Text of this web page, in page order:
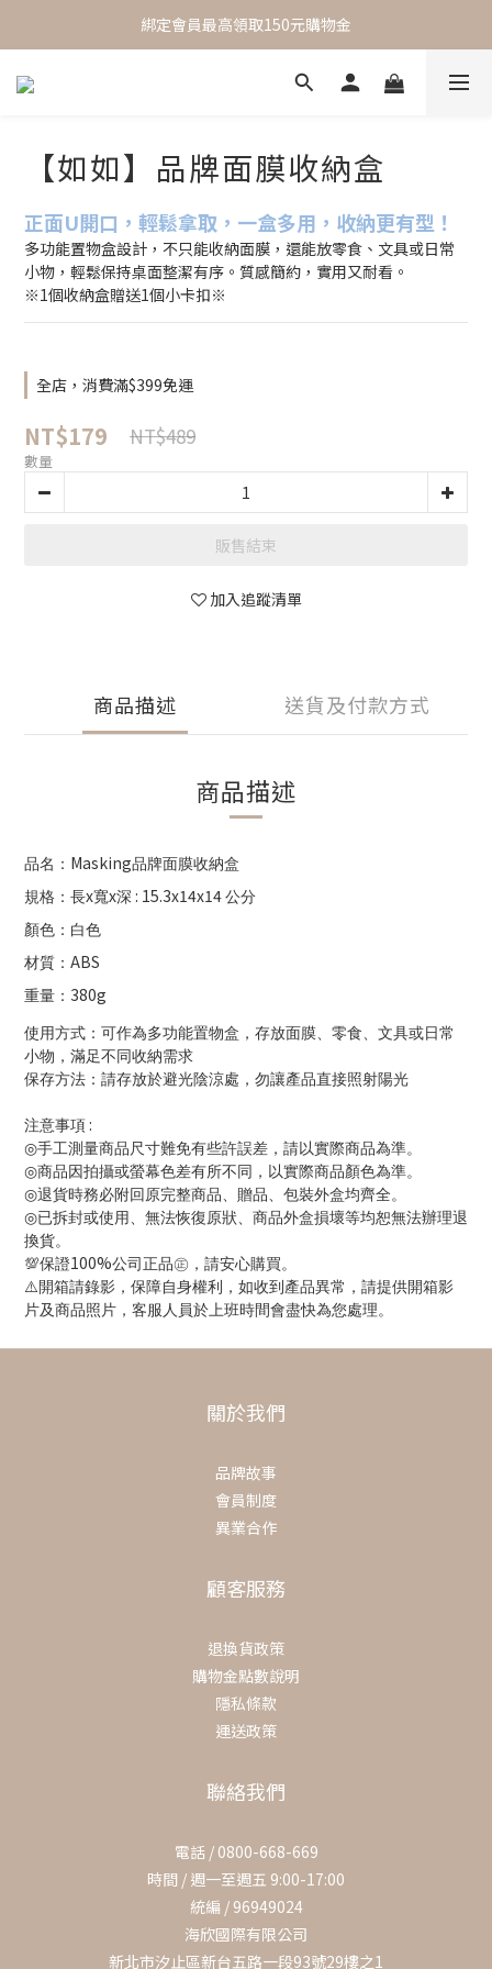
One Day One Masking  極簡保養｜極致呵護
綁定會員最高領取150元購物金
One Day One Masking  極簡保養｜極致呵護
【如如】品牌面膜收納盒
正面U開口，輕鬆拿取，一盒多用，收納更有型！
多功能置物盒設計，不只能收納面膜，還能放零食、文具或日常
小物，輕鬆保持桌面整潔有序。質感簡約，實用又耐看。
※1個收納盒贈送1個小卡扣※
全店，消費滿$399免運
NT$179 NT$489
數量
販售結束
加入追蹤清單
商品描述 送貨及付款方式
商品描述
品名： Masking品牌面膜收納盒
規格：長x寬x深 : 15.3x14x14 公分
顏色：白色
材質： ABS
重量： 380g
使用方式：可作為多功能置物盒，存放面膜、零食、文具或日常
小物，滿足不同收納需求
保存方法：請存放於避光陰涼處，勿讓產品直接照射陽光
注意事項 :
◎手工測量商品尺寸難免有些許誤差，請以實際商品為準。
◎商品因拍攝或螢幕色差有所不同，以實際商品顏色為準。
◎退貨時務必附回原完整商品、贈品、包裝外盒均齊全。
◎已拆封或使用、無法恢復原狀、商品外盒損壞等均恕無法辦理退
換貨。
💯保證100%公司正品㊣，請安心購買。
⚠️開箱請錄影，保障自身權利，如收到產品異常，請提供開箱影
片及商品照片，客服人員於上班時間會盡快為您處理。
關於我們
品牌故事
會員制度
異業合作
顧客服務
退換貨政策
購物金點數說明
隱私條款
運送政策
聯絡我們
電話 / 0800-668-669
時間 / 週一至週五 9:00-17:00
統編 / 96949024
海欣國際有限公司
新北市汐止區新台五路一段93號29樓之1